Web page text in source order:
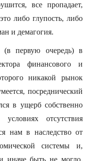
все пропадает,
либо глупость, либо
и демагогия.
(в первую очередь) в
финансового и
никакой рынок
посреднический
в ущерб собственно
отсутствия
нам в наследство от
системы и,
иначе быть не могло.